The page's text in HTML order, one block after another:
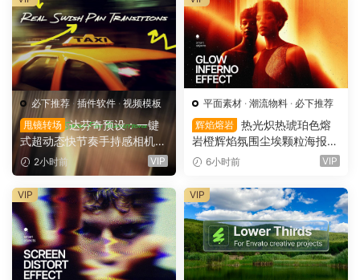
59）
必下推荐· 插件软件 ·视频模板
甩镜转场 达芬奇预设：一键
式超动态快节奏手持感相机摇
晃运动甩镜头无缝转场过渡
支持横竖屏（16158）
2小时前 VIP
平面素材 · 潮流物料 · 必下推荐
辉焰熔岩 热光炽热琥珀色熔
岩橙辉焰氛围尘埃颗粒海报封
面设计PSD特效样机 Glow Inf
6小时前 VIP
VIP VIP